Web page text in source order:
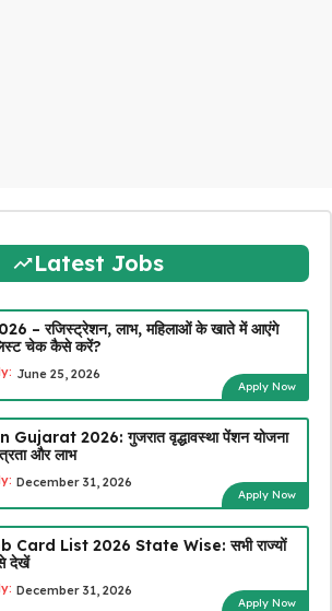
Latest Jobs
– रजिस्ट्रेशन, लाभ, महिलाओं के खाते में आएंगे
चेक कैसे करें?
June 25, 2026
Apply Now
2026: गुजरात वृद्धावस्था पेंशन योजना
और लाभ
December 31, 2026
Apply Now
Card List 2026 State Wise: सभी राज्यों
देखें
December 31, 2026
Apply Now